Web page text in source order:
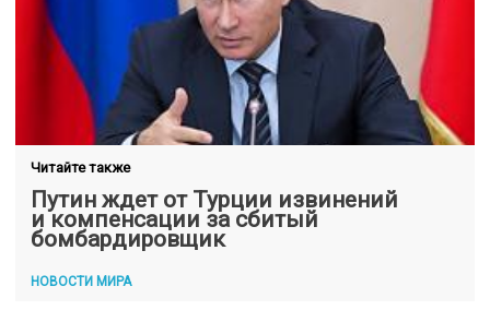
Читайте также
Путин ждет от Турции извинений
и компенсации за сбитый
бомбардировщик
НОВОСТИ МИРА